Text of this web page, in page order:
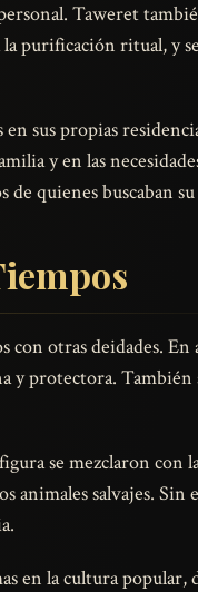
Taweret
purificación ritual, y
sus propias
y en las
quienes buscaban
otras deidades. En
y protectora.
se mezclaron con
animales salvajes. Sin
en la cultura popular,